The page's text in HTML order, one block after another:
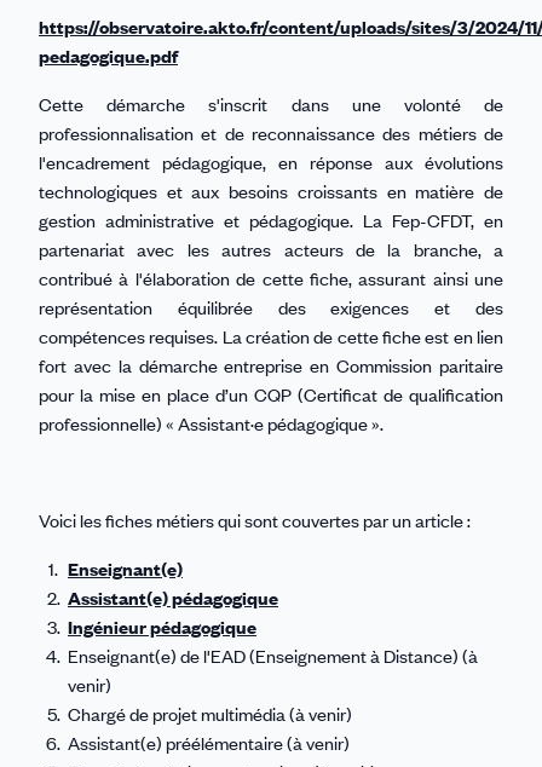
https://observatoire.akto.fr/content/uploads/sites/3/2024/
pedagogique.pdf
Cette démarche s'inscrit dans une volonté de
professionnalisation et de reconnaissance des métiers de
l'encadrement pédagogique, en réponse aux évolutions
technologiques et aux besoins croissants en matière de
gestion administrative et pédagogique. La Fep-CFDT, en
partenariat avec les autres acteurs de la branche, a
contribué à l'élaboration de cette fiche, assurant ainsi une
représentation équilibrée des exigences et des
compétences requises. La création de cette fiche est en lien
fort avec la démarche entreprise en Commission paritaire
pour la mise en place d’un CQP (Certificat de qualification
professionnelle) « Assistant·e pédagogique ».
Voici les fiches métiers qui sont couvertes par un article :
Enseignant(e)
Assistant(e) pédagogique
Ingénieur pédagogique
Enseignant(e) de l'EAD (Enseignement à Distance) (à
venir)
Chargé de projet multimédia (à venir)
Assistant(e) préélémentaire (à venir)